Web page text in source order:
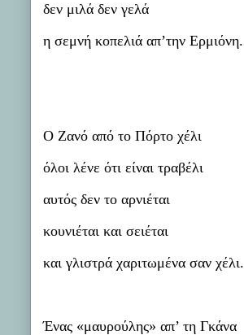
δεν μιλά δεν γελά
η σεμνή κοπελιά απ’την Ερμιόνη.
Ο Ζανό από το Πόρτο χέλι
όλοι λένε ότι είναι τραβέλι
αυτός δεν το αρνιέται
κουνιέται και σειέται
και γλιστρά χαριτωμένα σαν χέλι.
Ένας «μαυρούλης» απ’ τη Γκάνα